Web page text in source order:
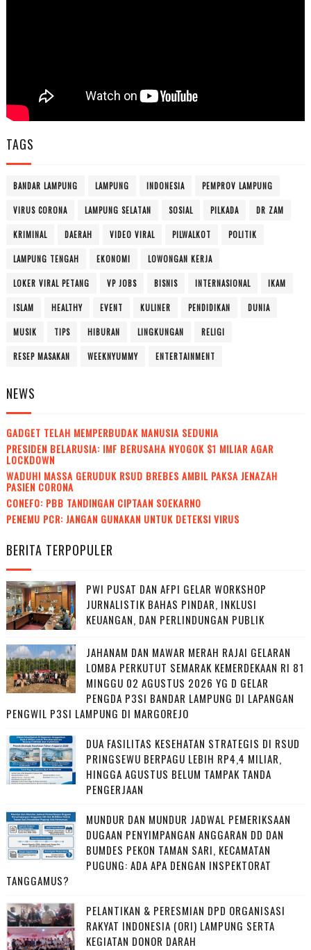
TAGS
BANDAR LAMPUNG LAMPUNG INDONESIA PEMPROV LAMPUNG
VIRUS CORONA LAMPUNG SELATAN SOSIAL PILKADA DR ZAM
KRIMINAL DAERAH VIDEO VIRAL PILWALKOT POLITIK
LAMPUNG TENGAH EKONOMI LOWONGAN KERJA
LOKER VIRAL PETANG VP JOBS BISNIS INTERNASIONAL IKAM
ISLAM HEALTHY EVENT KULINER PENDIDIKAN DUNIA
MUSIK TIPS HIBURAN LINGKUNGAN RELIGI
RESEP MASAKAN WEEKNYUMMY ENTERTAINMENT
NEWS
GADGET TELAH MEMPERBUDAK MANUSIA SEDUNIA
PRESIDEN BELARUSIA: IMF BERUSAHA NYOGOK $1 MILIAR AGAR
LOCKDOWN
WADUH! MASSA GERUDUK RSUD BREBES AMBIL PAKSA JENAZAH
PASIEN CORONA
CONEFO: PBB TANDINGAN CIPTAAN SOEKARNO
PENEMU PCR: JANGAN GUNAKAN UNTUK DETEKSI VIRUS
BERITA TERPOPULER
PWI PUSAT DAN AFPI GELAR WORKSHOP
JURNALISTIK BAHAS PINDAR, INKLUSI
KEUANGAN, DAN PERLINDUNGAN PUBLIK
JAHANAM DAN MAWAR MERAH RAJAI GELARAN
LOMBA PERKUTUT SEMARAK KEMERDEKAAN RI 81
MINGGU 02 AGUSTUS 2026 YG D GELAR
PENGDA P3SI BANDAR LAMPUNG DI LAPANGAN
PENGWIL P3SI LAMPUNG DI MARGOREJO
DUA FASILITAS KESEHATAN STRATEGIS DI RSUD
PRINGSEWU BERPAGU LEBIH RP4,4 MILIAR,
HINGGA AGUSTUS BELUM TAMPAK TANDA
PENGERJAAN
MUNDUR DAN MUNDUR JADWAL PEMERIKSAAN
DUGAAN PENYIMPANGAN ANGGARAN DD DAN
BUMDES PEKON TAMAN SARI, KECAMATAN
PUGUNG: ADA APA DENGAN INSPEKTORAT
TANGGAMUS?
PELANTIKAN & PERESMIAN DPD ORGANISASI
RAKYAT INDONESIA (ORI) LAMPUNG SERTA
KEGIATAN DONOR DARAH